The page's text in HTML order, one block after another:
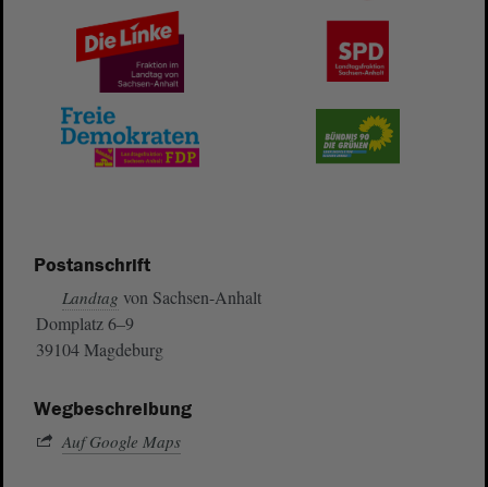
Postanschrift
Landtag von Sachsen-Anhalt
Domplatz 6–9
39104 Magdeburg
Wegbeschreibung
Auf Google Maps